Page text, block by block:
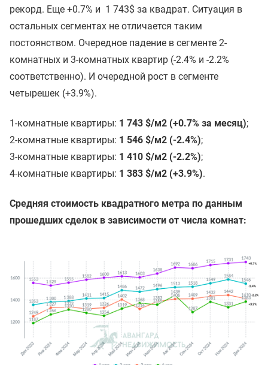
рекорд. Еще +0.7% и 1 743$ за квадрат. Ситуация в
остальных сегментах не отличается таким
постоянством. Очередное падение в сегменте 2-
комнатных и 3-комнатных квартир (-2.4% и -2.2%
соответственно). И очередной рост в сегменте
четырешек (+3.9%).
1-комнатные квартиры: 1 743 $/м2 (+0.7% за месяц);
2-комнатные квартиры: 1 546 $/м2 (-2.4%);
3-комнатные квартиры: 1 410 $/м2 (-2.2%);
4-комнатные квартиры: 1 383 $/м2 (+3.9%).
Средняя стоимость квадратного метра по данным
прошедших сделок в зависимости от числа комнат: